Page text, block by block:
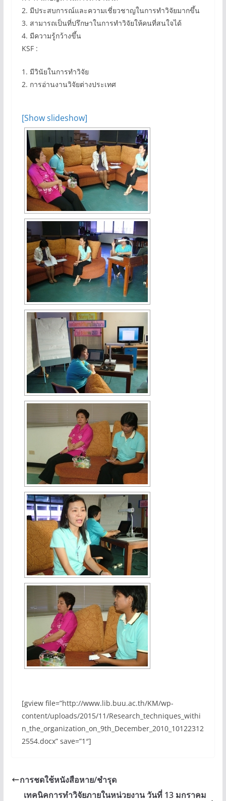
2. มีประสบการณ์และความเชี่ยวชาญในการทำวิจัยมากขึ้น
3. สามารถเป็นที่ปรึกษาในการทำวิจัยให้คนที่สนใจได้
4. มีความรู้กว้างขึ้น
KSF :
1. มีวินัยในการทำวิจัย
2. การอ่านงานวิจัยต่างประเทศ
[Show slideshow]
[gview file=”http://www.lib.buu.ac.th/KM/wp-
content/uploads/2015/11/Research_techniques_withi
n_the_organization_on_9th_December_2010_10122312
2554.docx” save=”1″]
การชดใช้หนังสือหาย/ชำรุด
เทคนิคการทำวิจัยภายในหน่วยงาน วันที่ 13 มกราคม